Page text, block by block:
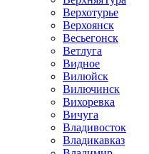
Верхотурье
Верхоянск
Весьегонск
Ветлуга
Видное
Вилюйск
Вилючинск
Вихоревка
Вичуга
Владивосток
Владикавказ